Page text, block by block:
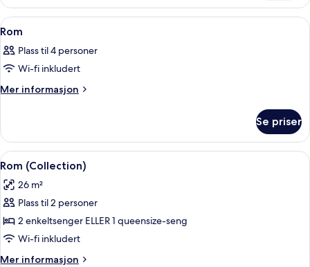
Åpne
alle
bildene
av
Rom
Sengetøy av topp kvalitet, minibar,
7
Rom
Plass til 4 personer
Wi-fi inkludert
Mer informasjon
Mer
Se priser
Åpne
alle
bildene
av
Rom
(Collection)
Rom (Collection) | Sengetøy av
6
Rom (Collection)
26 m²
Plass til 2 personer
2 enkeltsenger ELLER 1 queensize-seng
Wi-fi inkludert
Mer informasjon
Mer